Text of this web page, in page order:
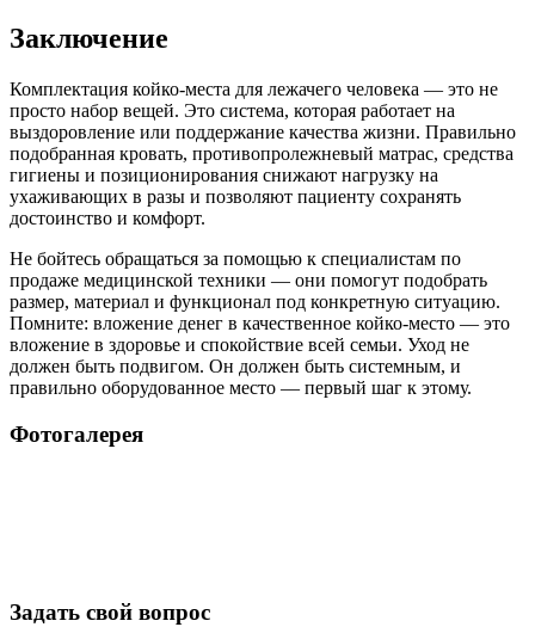
Заключение
Комплектация койко-места для лежачего человека — это не
просто набор вещей. Это система, которая работает на
выздоровление или поддержание качества жизни. Правильно
подобранная кровать, противопролежневый матрас, средства
гигиены и позиционирования снижают нагрузку на
ухаживающих в разы и позволяют пациенту сохранять
достоинство и комфорт.
Не бойтесь обращаться за помощью к специалистам по
продаже медицинской техники — они помогут подобрать
размер, материал и функционал под конкретную ситуацию.
Помните: вложение денег в качественное койко-место — это
вложение в здоровье и спокойствие всей семьи. Уход не
должен быть подвигом. Он должен быть системным, и
правильно оборудованное место — первый шаг к этому.
Фотогалерея
Задать свой вопрос